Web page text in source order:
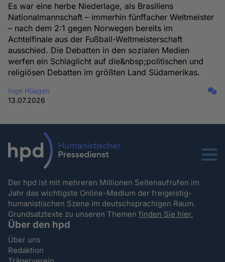
Es war eine herbe Niederlage, als Brasiliens
Nationalmannschaft – immerhin fünffacher Weltmeister
– nach dem 2:1 gegen Norwegen bereits im
Achtelfinale aus der Fußball-Weltmeisterschaft
ausschied. Die Debatten in den sozialen Medien
werfen ein Schlaglicht auf die&nbsp;politischen und
religiösen Debatten im größten Land Südamerikas.
Inge Hüsgen
13.07.2026
Menu
Der hpd ist mit mehreren Millionen Seitenaufrufen im
Jahr das wichtigste Online-Medium der freigeistig-
humanistischen Szene im deutschsprachigen Raum.
Grundsatztexte zu unseren Themenfinden Sie hier.
Über den hpd
Über uns
Redaktion